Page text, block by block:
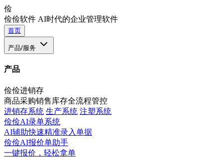
俭
俭俭软件 AI时代的企业管理软件
首页
产品/服务
产品
俭俭进销存
商品采购销售库存全流程管控
进销存系统 生产系统 注塑系统
俭俭AI录单系统
AI辅助快速精准录入单据
俭俭AI报价单助手
一键报价，轻松拿单